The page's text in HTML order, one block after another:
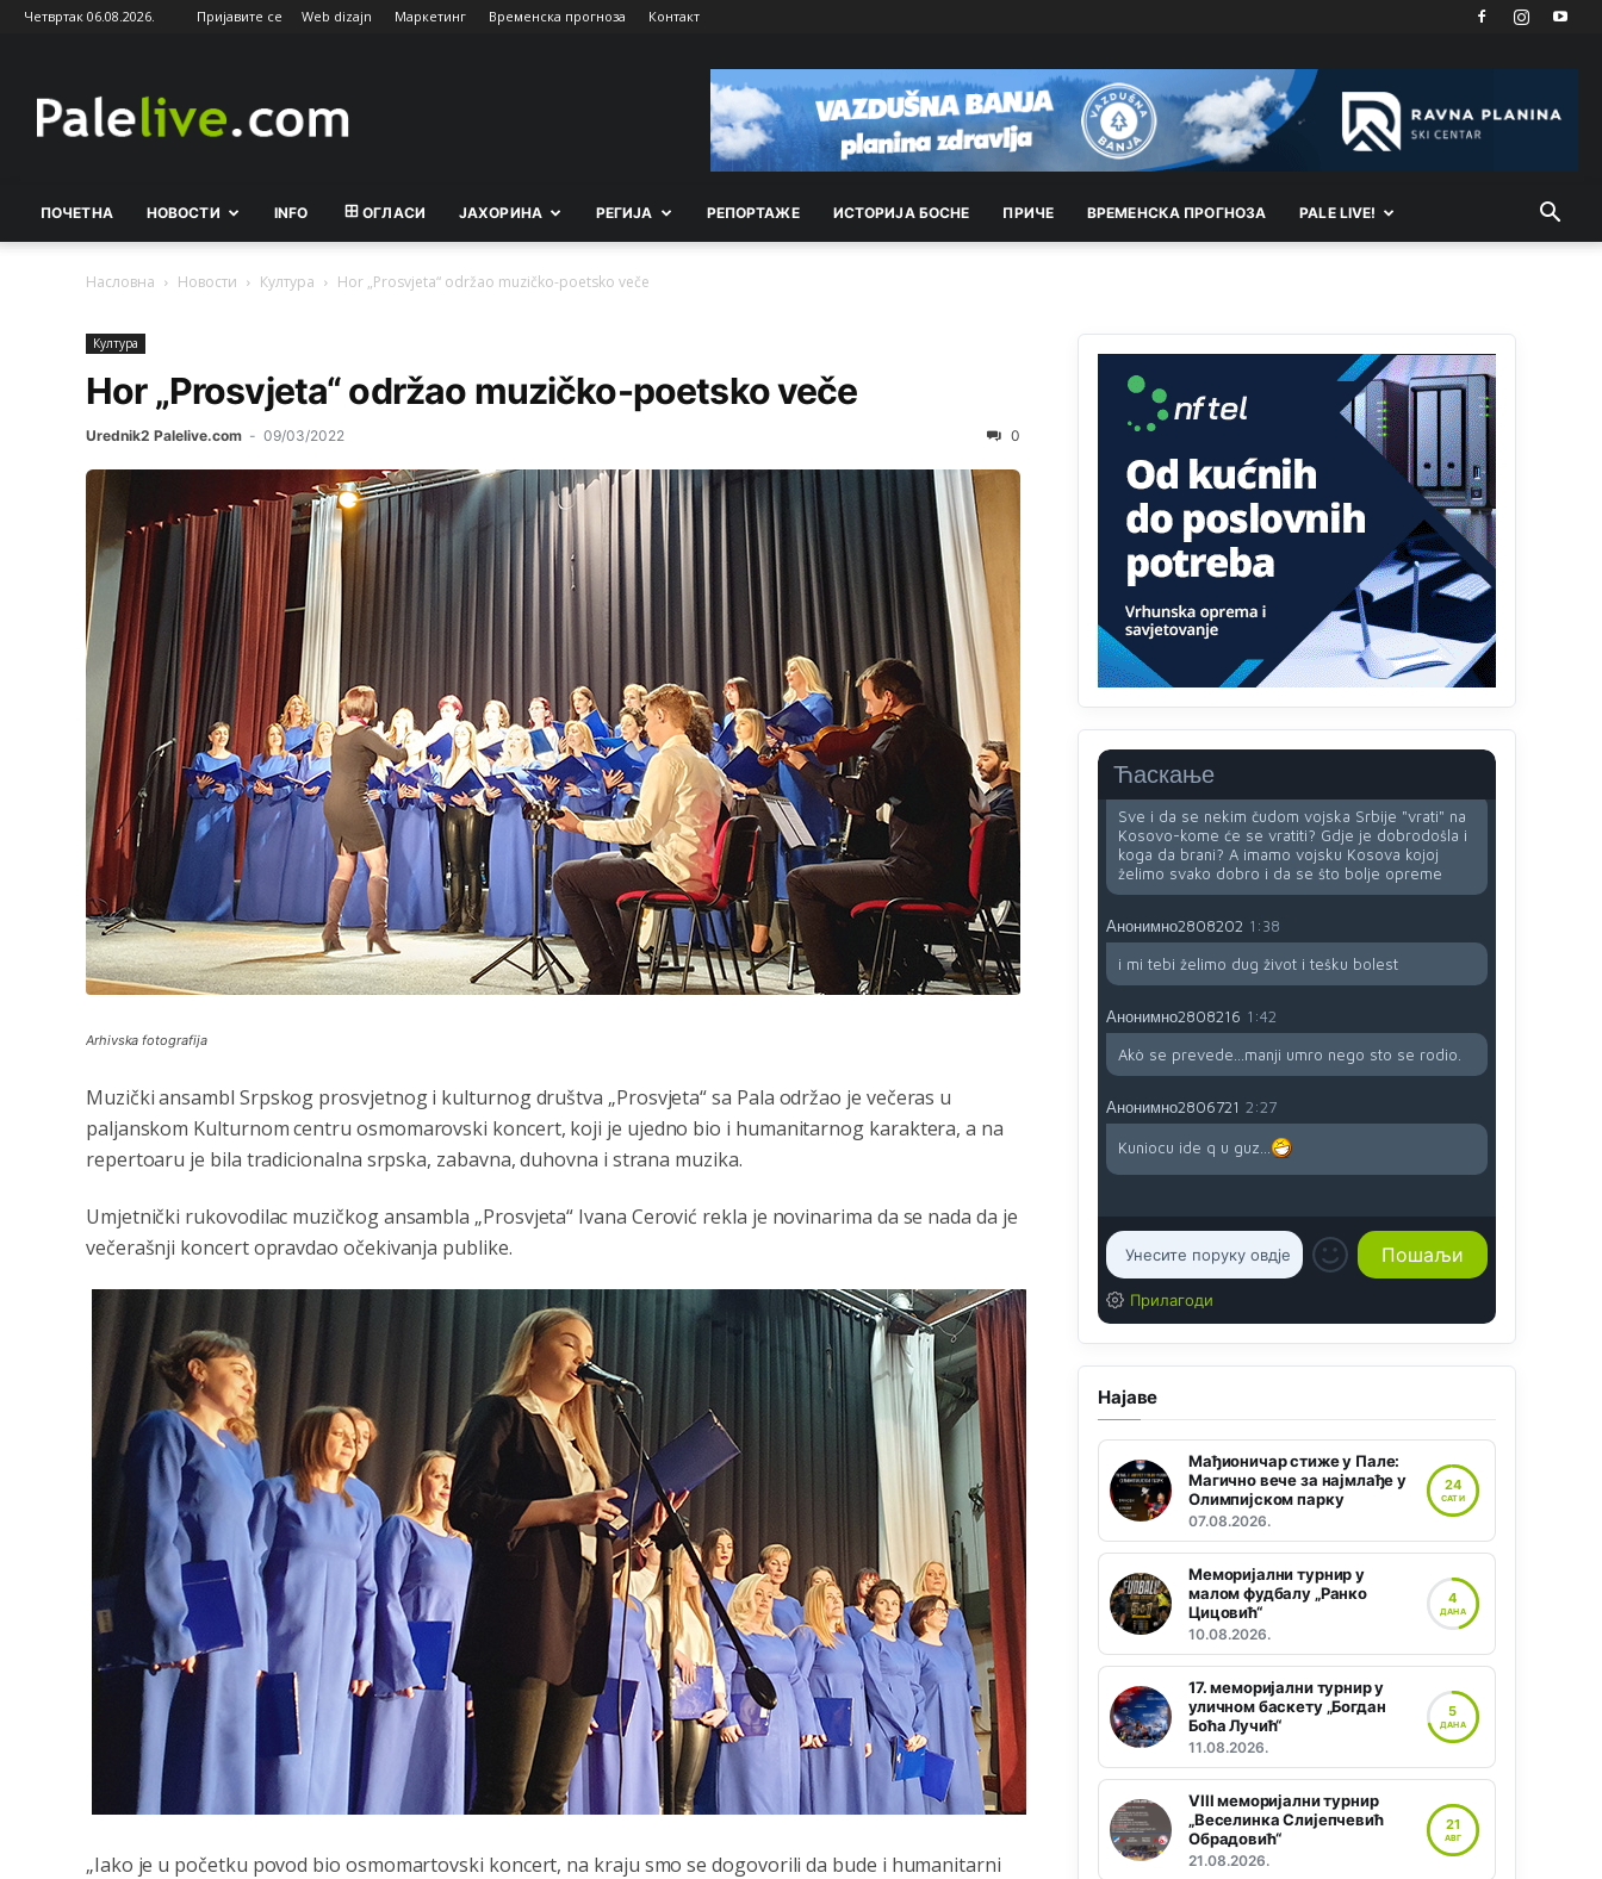
Четвртак 06.08.2026. Пријавите се Web dizajn Маркетинг Временска прогноза Контакт
ПОЧЕТНА НОВОСТИ INFO ОГЛАСИ ЈАХОРИНА РEГИЈА РEПОРТАЖE ИСТОРИЈА БОСНЕ ПРИЧЕ ВРEМEНСКА ПРОГНОЗА PALE LIVE!
Насловна Новости Култура Hor „Prosvjeta“ održao muzičko-poetsko veče
Култура
Hor „Prosvjeta“ održao muzičko-poetsko veče
Urednik2 Palelive.com - 09/03/2022 0
Arhivska fotografija
Muzički ansambl Srpskog prosvjetnog i kulturnog društva „Prosvjeta“ sa Pala održao je večeras u
paljanskom Kulturnom centru osmomarovski koncert, koji je ujedno bio i humanitarnog karaktera, a na
repertoaru je bila tradicionalna srpska, zabavna, duhovna i strana muzika.
Umjetnički rukovodilac muzičkog ansambla „Prosvjeta“ Ivana Cerović rekla je novinarima da se nada da je
večerašnji koncert opravdao očekivanja publike.
„Iako je u početku povod bio osmomartovski koncert, na kraju smo se dogovorili da bude i humanitarni
Ћаскање
Анонимно2806721 11:21
Kosovo je država a manji BH entitet pokrajina.Što
se tiče arapa po Palama i Jahorini,ostavljaju vam
pare a vi se smeškate .Da ne bi možda da vam
Dobro zboris 791,ovaj721 dok nije bilo
interneta,samo mu je porodica znala da je glup!
Drzi pod kontrolom tri stvari jezik,karakter i
ponasanje...Uzivotu brani tri stvari:cast,prijatelja i
slabije.Iz
zivota iskljuci tri stvari uvredu,neznanje
zavist.Svedok si ziv gaji tri stvari
dobrotu,pamet i prijateljstvo!!
Анонимно2806721
791 BiH nije priznala Kosovo kao nezavisnu
državu jer genocidna tvorevina pravi smetnju a
recimo Srbija je davnopriznala.Nasvakom
proizvodu iz Srbije stoji -uvoznik za Kosovo
Анонимно2806721
Sve i da se nekim čudom vojska Srbije "vrati" na
Kosovo-kome će se vratiti? Gdje je dobrodošla i
koga da brani? A imamo vojsku Kosova kojoj
želimo svako dobro i da se što bolje opreme
Анонимно2808202 1:38
i mi tebi želimo dug život i tešku bolest
Анонимно2808216 1:42
Akò se prevede...manji umro nego sto se rodio.
Анонимно2806721 2:27
Kuniocu ide q u guz...
Прилагоди
Најаве
Мађионичар стиже у Пале:
Магично вече за најмлађе у
Олимпијском парку
07.08.2026.
24
САТИ
Меморијални турнир у
малом фудбалу „Ранко
Цицовић“
10.08.2026.
4
ДАНА
17. меморијални турнир у
уличном баскету „Богдан
Боћа Лучић“
11.08.2026.
5
ДАНА
VIII меморијални турнир
„Веселинка Слијепчевић
Обрадовић“
21.08.2026.
21
АВГ